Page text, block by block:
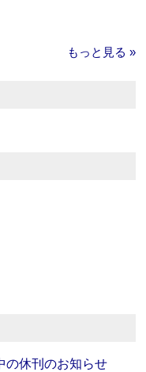
もっと見る »
の休刊のお知らせ